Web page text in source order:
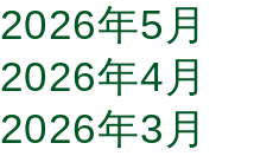
2026年5月
2026年4月
2026年3月